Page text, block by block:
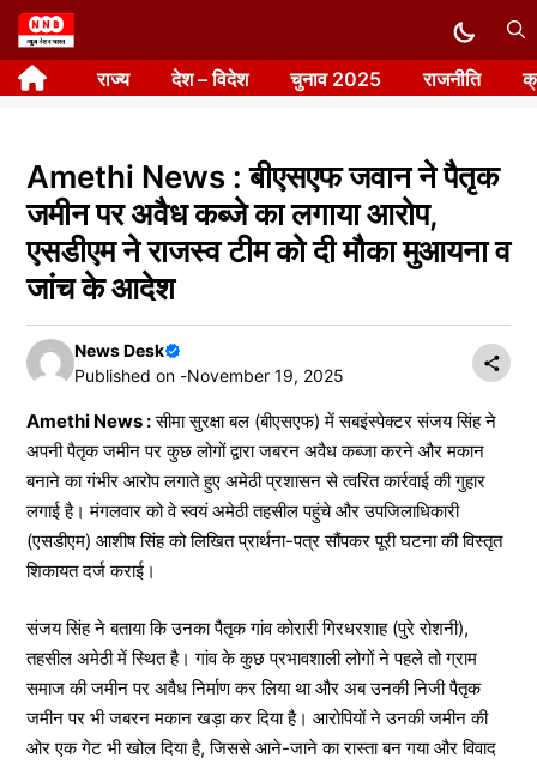
Skip
to
content राज्य देश – विदेश चुनाव 2025 राजनीति
Amethi News : बीएसएफ जवान ने पैतृक
जमीन पर अवैध कब्जे का लगाया आरोप,
एसडीएम ने राजस्व टीम को दी मौका मुआयना व
जांच के आदेश
News Desk
Published on -November 19, 2025
Amethi News :सीमा सुरक्षा बल (बीएसएफ) में सबइंस्पेक्टर संजय सिंह ने
अपनी पैतृक जमीन पर कुछ लोगों द्वारा जबरन अवैध कब्जा करने और मकान
बनाने का गंभीर आरोप लगाते हुए अमेठी प्रशासन से त्वरित कार्रवाई की गुहार
लगाई है। मंगलवार को वे स्वयं अमेठी तहसील पहुंचे और उपजिलाधिकारी
(एसडीएम) आशीष सिंह को लिखित प्रार्थना-पत्र सौंपकर पूरी घटना की विस्तृत
शिकायत दर्ज कराई।
संजय सिंह ने बताया कि उनका पैतृक गांव कोरारी गिरधरशाह (पुरे रोशनी),
तहसील अमेठी में स्थित है। गांव के कुछ प्रभावशाली लोगों ने पहले तो ग्राम
समाज की जमीन पर अवैध निर्माण कर लिया था और अब उनकी निजी पैतृक
जमीन पर भी जबरन मकान खड़ा कर दिया है। आरोपियों ने उनकी जमीन की
ओर एक गेट भी खोल दिया है, जिससे आने-जाने का रास्ता बन गया और विवाद